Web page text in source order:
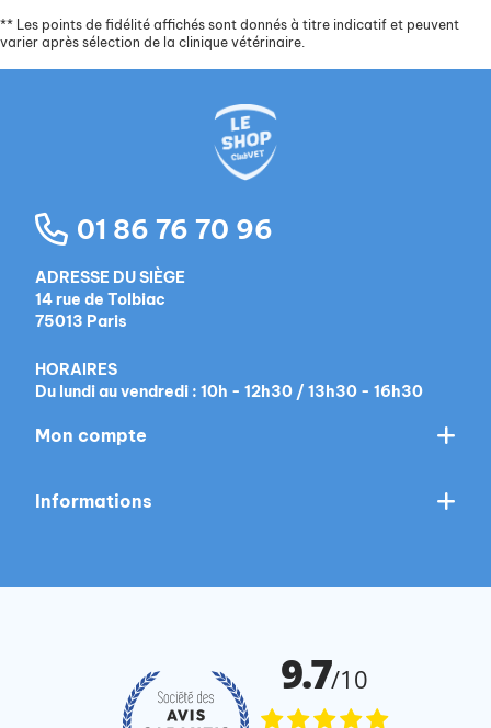
** Les points de fidélité affichés sont donnés à titre indicatif et peuvent
varier après sélection de la clinique vétérinaire.
01 86 76 70 96
ADRESSE DU SIÈGE
14 rue de Tolbiac
75013 Paris
HORAIRES
Du lundi au vendredi : 10h - 12h30 / 13h30 - 16h30
Mon compte
Informations